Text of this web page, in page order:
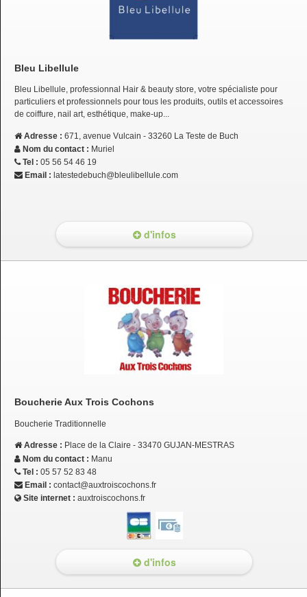
Bleu Libellule
Bleu Libellule, professionnal Hair & beauty store, votre spécialiste pour
particuliers et professionnels pour tous les produits, outils et accessoires
de coiffure, nail art, esthétique, make-up...
Adresse : 671, avenue Vulcain - 33260 La Teste de Buch
Nom du contact : Muriel
Tel : 05 56 54 46 19
Email : latestedebuch@bleulibellule.com
d'infos
Boucherie Aux Trois Cochons
Boucherie Traditionnelle
Adresse : Place de la Claire - 33470 GUJAN-MESTRAS
Nom du contact : Manu
Tel : 05 57 52 83 48
Email : contact@auxtroiscochons.fr
Site internet : auxtroiscochons.fr
d'infos